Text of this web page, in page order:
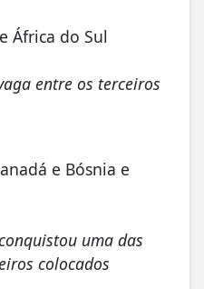
África do Sul
entre os terceiros
e Bósnia e
uma das
colocados